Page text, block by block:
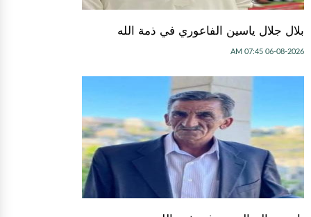
بلال جلال ياسين الفاعوري في ذمة الله
06-08-2026 07:45 AM